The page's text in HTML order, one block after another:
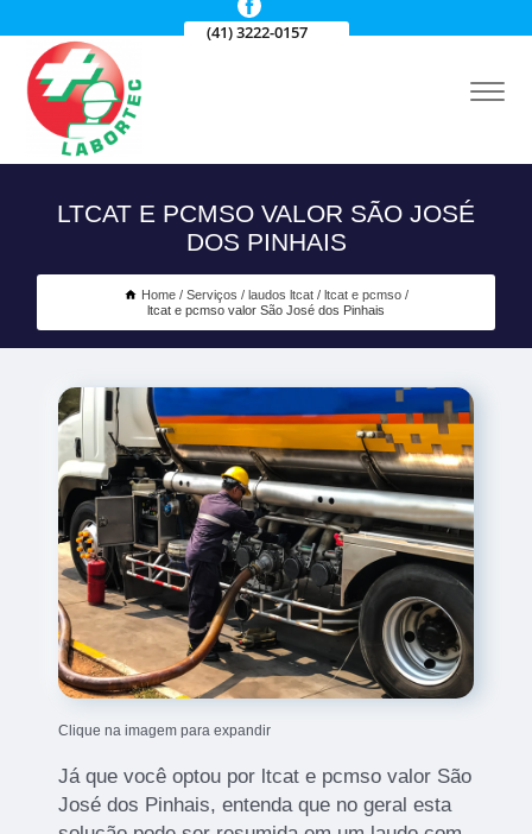
(41) 3222-0157
LTCAT E PCMSO VALOR SÃO JOSÉ
DOS PINHAIS
Home Serviços laudos ltcat
ltcat e pcmso
ltcat e pcmso valor São José dos Pinhais
Clique na imagem para expandir
Já que você optou por ltcat e pcmso valor São
José dos Pinhais, entenda que no geral esta